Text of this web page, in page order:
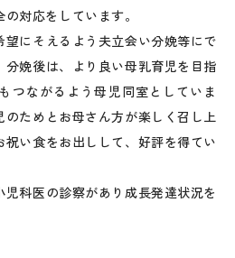
対応をしています。
にそえるよう夫立会い分娩等にで
分娩後は、より良い母乳育児を目指
つながるよう母児同室としていま
ためとお母さん方が楽しく召し上
い食をお出しして、好評を得てい
科医の診察があり成長発達状況を